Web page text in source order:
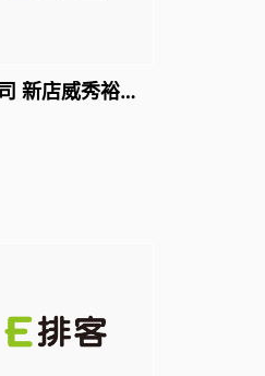
藏壽司 新店威秀裕隆店